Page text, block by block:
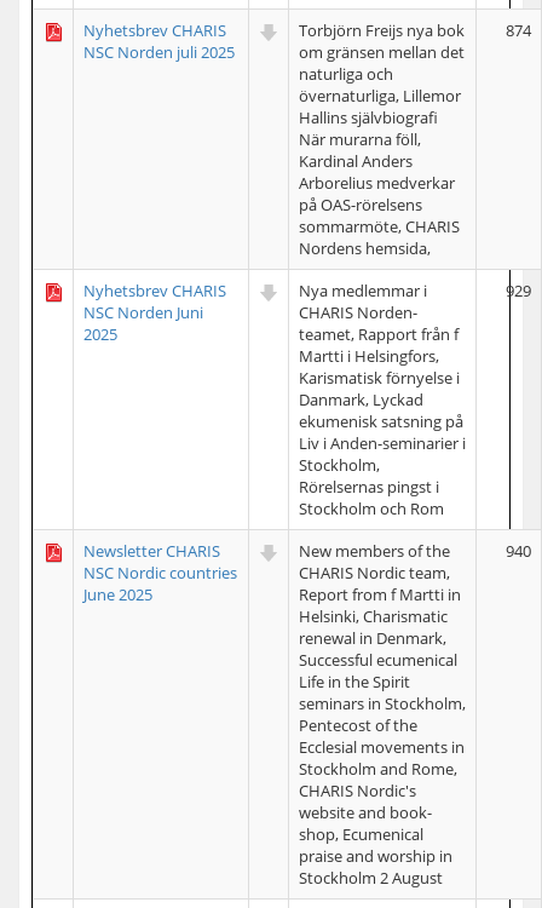
Nyhetsbrev CHARIS
NSC Norden juli 2025
Torbjörn Freijs nya bok
om gränsen mellan det
naturliga och
övernaturliga, Lillemor
Hallins självbiografi
När murarna föll,
Kardinal Anders
Arborelius medverkar
på OAS-rörelsens
sommarmöte, CHARIS
Nordens hemsida,
874
Nyhetsbrev CHARIS
NSC Norden Juni
2025
Nya medlemmar i
CHARIS Norden-
teamet, Rapport från f
Martti i Helsingfors,
Karismatisk förnyelse i
Danmark, Lyckad
ekumenisk satsning på
Liv i Anden-seminarier i
Stockholm,
Rörelsernas pingst i
Stockholm och Rom
929
Newsletter CHARIS
NSC Nordic countries
June 2025
New members of the
CHARIS Nordic team,
Report from f Martti in
Helsinki, Charismatic
renewal in Denmark,
Successful ecumenical
Life in the Spirit
seminars in Stockholm,
Pentecost of the
Ecclesial movements in
Stockholm and Rome,
CHARIS Nordic's
website and book-
shop, Ecumenical
praise and worship in
Stockholm 2 August
940